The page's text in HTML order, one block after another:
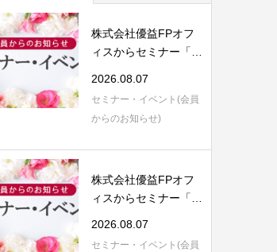
株式会社優益FPオフ
ィスからセミナー「F
2026.08.07
セミナー・イベント(会員
からのお知らせ)
株式会社優益FPオフ
ィスからセミナー「生
2026.08.07
セミナー・イベント(会員